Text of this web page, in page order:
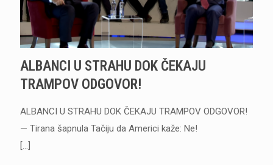
ALBANCI U STRAHU DOK ČEKAJU
TRAMPOV ODGOVOR!
ALBANCI U STRAHU DOK ČEKAJU TRAMPOV ODGOVOR!
— Tirana šapnula Tačiju da Americi kaže: Ne!
[…]